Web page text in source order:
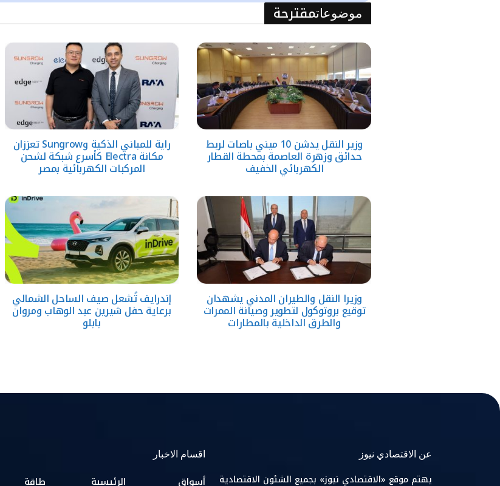
موضوعاتمقترحة
وزير النقل يدشن 10 ميني باصات لربط
حدائق وزهرة العاصمة بمحطة القطار
الكهربائي الخفيف
راية للمباني الذكية وSungrow تعززان
مكانة Electra كأسرع شبكة لشحن
المركبات الكهربائية بمصر
وزيرا النقل والطيران المدني يشهدان
توقيع بروتوكول لتطوير وصيانة الممرات
والطرق الداخلية بالمطارات
إندرايف تُشعل صيف الساحل الشمالي
برعاية حفل شيرين عبد الوهاب ومروان
بابلو
عن الاقتصادي نيوز
يهتم موقع «الاقتصادي نيوز» بجميع الشئون الاقتصادية
اقسام الاخبار
أسواق الرئيسية طاقة